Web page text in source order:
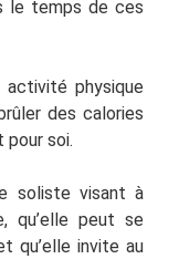
le temps de ces
physique
des calories
pour soi.
soliste visant à
qu’elle peut se
qu’elle invite au